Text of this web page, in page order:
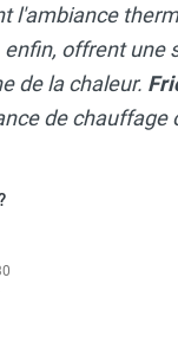
l'ambiance
enfin, offrent une
de la chaleur.
de